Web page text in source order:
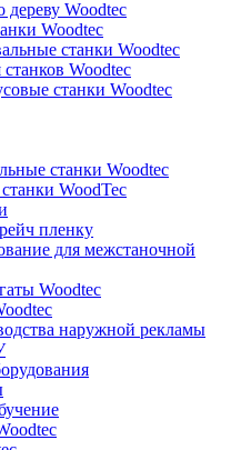
дереву Woodtec
Woodtec
станки Woodtec
Woodtec
станки Woodtec
станки Woodtec
WoodTec
пленку
для межстаночной
Woodtec
наружной рекламы